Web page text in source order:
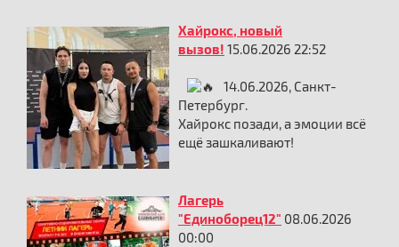
Хайрокс, новый
вызов! 15.06.2026 22:52
14.06.2026, Санкт-
Петербург.
Хайрокс позади, а эмоции всё
ещё зашкаливают!
Лагерь
"Единоборец12" 08.06.2026
00:00